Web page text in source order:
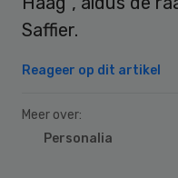
Saffier.
Reageer op dit artikel
Meer over:
Personalia